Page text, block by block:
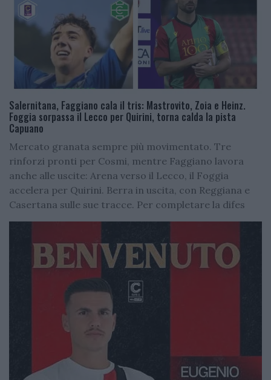
Salernitana, Faggiano cala il tris: Mastrovito, Zoia e Heinz.
Foggia sorpassa il Lecco per Quirini, torna calda la pista
Capuano
Mercato granata sempre più movimentato. Tre
rinforzi pronti per Cosmi, mentre Faggiano lavora
anche alle uscite: Arena verso il Lecco, il Foggia
accelera per Quirini. Berra in uscita, con Reggiana e
Casertana sulle sue tracce. Per completare la difes